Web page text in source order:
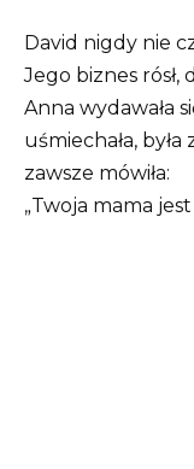
David nigdy nie
Jego biznes rósł,
Anna wydawała
uśmiechała,
zawsze mówiła:
„Twoja mama